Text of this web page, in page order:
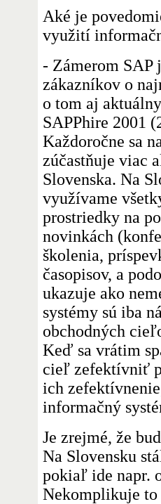
Aké je
využití
- Zámerom
zákazníkov o
o tom aj
SAPPhire 2001
Každoročne sa
zúčastňuje viac
Slovenska. Na
využívame
prostriedky na
novinkách
školenia,
časopisov, a
ukazuje ako
systémy sú iba
obchodných
Keď sa vrátim
cieľ zefektívniť
ich
informačný
Je zrejmé, že
Na Slovensku
pokiaľ ide napr.
Nekomplikuje to